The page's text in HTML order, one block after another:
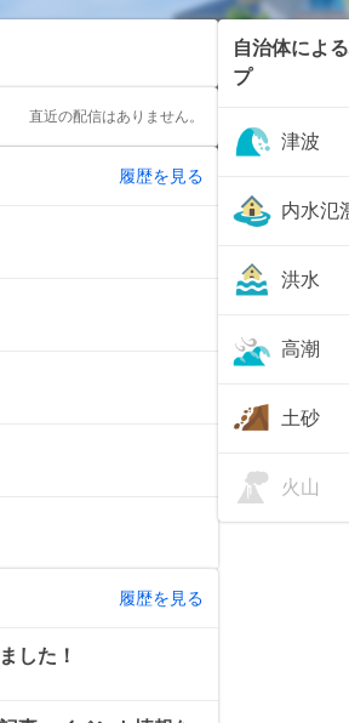
直近の配信はありません。
履歴を見る
履歴を見る
した！
自治体によ
プ
津波
内水氾
洪水
高潮
土砂
火山